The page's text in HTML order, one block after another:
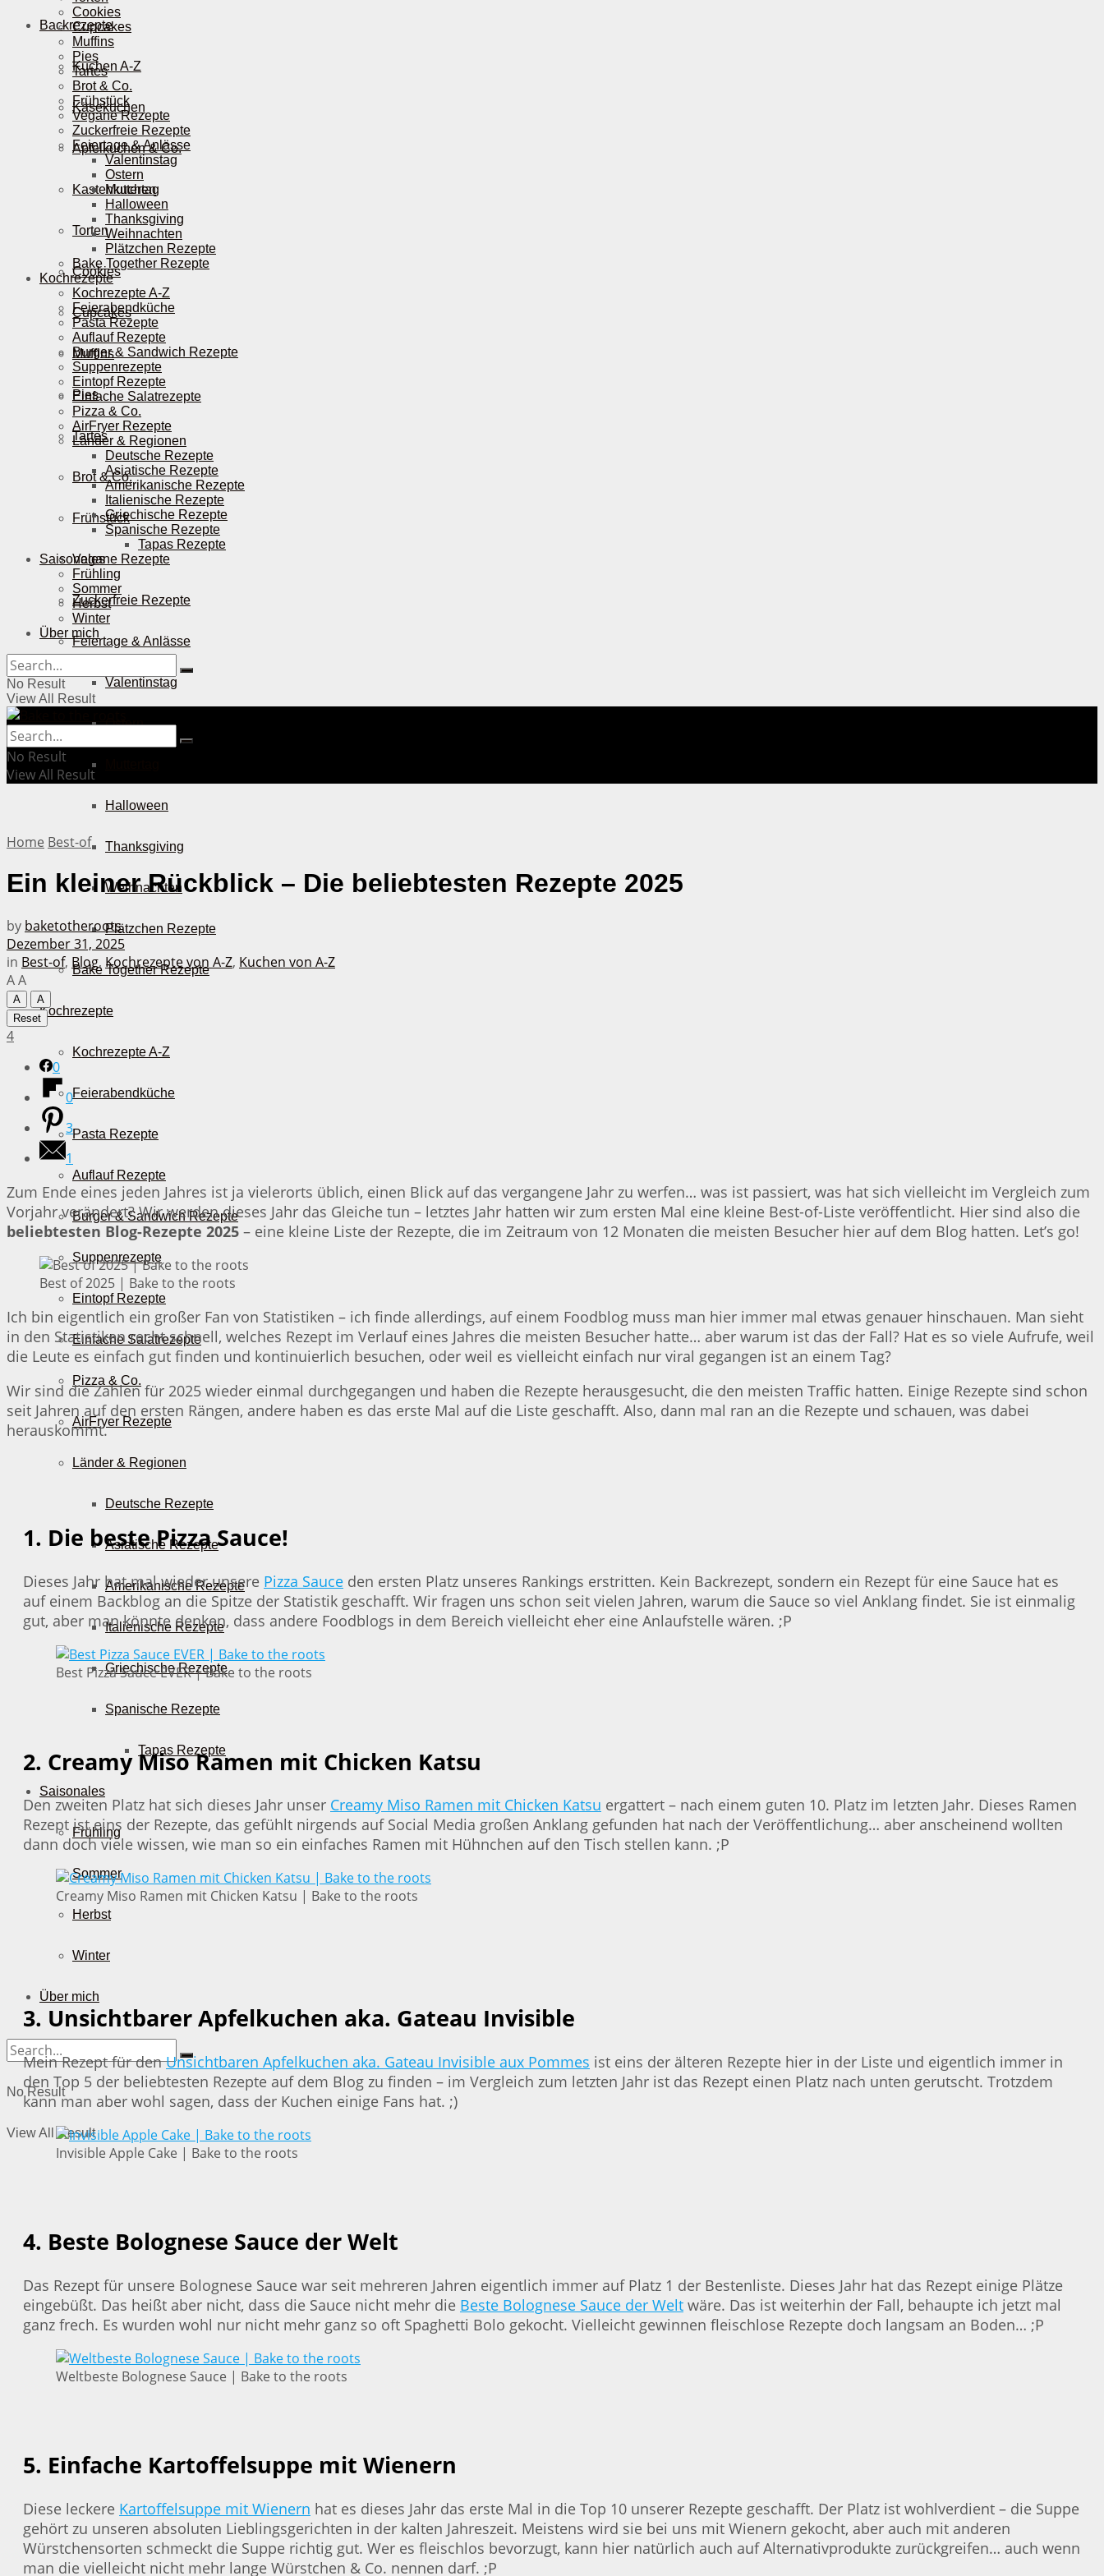
Backrezepte
Kuchen A-Z
Käsekuchen
Apfelkuchen & Co.
Kastenkuchen
Torten
Cookies
Cupcakes
Muffins
Pies
Tartes
Brot & Co.
Frühstück
Vegane Rezepte
Zuckerfreie Rezepte
Feiertage & Anlässe
Valentinstag
Ostern
Halloween
Thanksgiving
Weihnachten
Plätzchen Rezepte
Bake Together Rezepte
Kochrezepte
Kochrezepte A-Z
Feierabendküche
Pasta Rezepte
Auflauf Rezepte
Burger & Sandwich Rezepte
Suppenrezepte
Eintopf Rezepte
Einfache Salatrezepte
Pizza & Co.
AirFryer Rezepte
Länder & Regionen
Deutsche Rezepte
Asiatische Rezepte
Amerikanische Rezepte
Italienische Rezepte
Griechische Rezepte
Spanische Rezepte
Tapas Rezepte
Saisonales
Frühling
Sommer
Herbst
Winter
Über mich
No Result
View All Result
Cookies
Cupcakes
Muffins
Pies
Tartes
Brot & Co.
Frühstück
Vegane Rezepte
Zuckerfreie Rezepte
Feiertage & Anlässe
Valentinstag
Ostern
Muttertag
Halloween
Thanksgiving
Weihnachten
Plätzchen Rezepte
Bake Together Rezepte
Kochrezepte
Kochrezepte A-Z
Feierabendküche
Pasta Rezepte
Auflauf Rezepte
Burger & Sandwich Rezepte
Suppenrezepte
Eintopf Rezepte
Einfache Salatrezepte
Pizza & Co.
AirFryer Rezepte
Länder & Regionen
Deutsche Rezepte
Asiatische Rezepte
Amerikanische Rezepte
Italienische Rezepte
Griechische Rezepte
Spanische Rezepte
Tapas Rezepte
Saisonales
Frühling
Sommer
Herbst
Winter
Über mich
No Result
View All Result
No Result
View All Result
Home Best-of
Ein kleiner Rückblick – Die beliebtesten Rezepte 2025
by baketotheroots
Dezember 31, 2025
in Best-of, Blog, Kochrezepte von A-Z, Kuchen von A-Z
AA
A
A
Reset
4
0
0
3
1
Zum Ende eines jeden Jahres ist ja vielerorts üblich, einen Blick auf das vergangene Jahr zu werfen… was ist passiert, was hat sich vielleicht im Vergleich zum
Vorjahr verändert? Wir werden dieses Jahr das Gleiche tun – letztes Jahr hatten wir zum ersten Mal eine kleine Best-of-Liste veröffentlicht. Hier sind also die
beliebtesten Blog-Rezepte 2025 – eine kleine Liste der Rezepte, die im Zeitraum von 12 Monaten die meisten Besucher hier auf dem Blog hatten. Let’s go!
Best of 2025 | Bake to the roots
Ich bin eigentlich ein großer Fan von Statistiken – ich finde allerdings, auf einem Foodblog muss man hier immer mal etwas genauer hinschauen. Man sieht
in den Statistiken recht schnell, welches Rezept im Verlauf eines Jahres die meisten Besucher hatte… aber warum ist das der Fall? Hat es so viele Aufrufe, weil
die Leute es einfach gut finden und kontinuierlich besuchen, oder weil es vielleicht einfach nur viral gegangen ist an einem Tag?
Wir sind die Zahlen für 2025 wieder einmal durchgegangen und haben die Rezepte herausgesucht, die den meisten Traffic hatten. Einige Rezepte sind schon
seit Jahren auf den ersten Rängen, andere haben es das erste Mal auf die Liste geschafft. Also, dann mal ran an die Rezepte und schauen, was dabei
herauskommt.
1. Die beste Pizza Sauce!
Dieses Jahr hat mal wieder unsere Pizza Sauce den ersten Platz unseres Rankings erstritten. Kein Backrezept, sondern ein Rezept für eine Sauce hat es
auf einem Backblog an die Spitze der Statistik geschafft. Wir fragen uns schon seit vielen Jahren, warum die Sauce so viel Anklang findet. Sie ist einmalig
gut, aber man könnte denken, dass andere Foodblogs in dem Bereich vielleicht eher eine Anlaufstelle wären. ;P
Best Pizza Sauce EVER | Bake to the roots
2. Creamy Miso Ramen mit Chicken Katsu
Den zweiten Platz hat sich dieses Jahr unser Creamy Miso Ramen mit Chicken Katsu ergattert – nach einem guten 10. Platz im letzten Jahr. Dieses Ramen
Rezept ist eins der Rezepte, das gefühlt nirgends auf Social Media großen Anklang gefunden hat nach der Veröffentlichung… aber anscheinend wollten
dann doch viele wissen, wie man so ein einfaches Ramen mit Hühnchen auf den Tisch stellen kann. ;P
Creamy Miso Ramen mit Chicken Katsu | Bake to the roots
3. Unsichtbarer Apfelkuchen aka. Gateau Invisible
Mein Rezept für denUnsichtbaren Apfelkuchen aka. Gateau Invisible aux Pommes ist eins der älteren Rezepte hier in der Liste und eigentlich immer in
den Top 5 der beliebtesten Rezepte auf dem Blog zu finden – im Vergleich zum letzten Jahr ist das Rezept einen Platz nach unten gerutscht. Trotzdem
kann man aber wohl sagen, dass der Kuchen einige Fans hat. ;)
Invisible Apple Cake | Bake to the roots
4. Beste Bolognese Sauce der Welt
Das Rezept für unsere Bolognese Sauce war seit mehreren Jahren eigentlich immer auf Platz 1 der Bestenliste. Dieses Jahr hat das Rezept einige Plätze
eingebüßt. Das heißt aber nicht, dass die Sauce nicht mehr die Beste Bolognese Sauce der Welt wäre. Das ist weiterhin der Fall, behaupte ich jetzt mal
ganz frech. Es wurden wohl nur nicht mehr ganz so oft Spaghetti Bolo gekocht. Vielleicht gewinnen fleischlose Rezepte doch langsam an Boden… ;P
Weltbeste Bolognese Sauce | Bake to the roots
5. Einfache Kartoffelsuppe mit Wienern
Diese leckere Kartoffelsuppe mit Wienern hat es dieses Jahr das erste Mal in die Top 10 unserer Rezepte geschafft. Der Platz ist wohlverdient – die Suppe
gehört zu unseren absoluten Lieblingsgerichten in der kalten Jahreszeit. Meistens wird sie bei uns mit Wienern gekocht, aber auch mit anderen
Würstchensorten schmeckt die Suppe richtig gut. Wer es fleischlos bevorzugt, kann hier natürlich auch auf Alternativprodukte zurückgreifen… auch wenn
man die vielleicht nicht mehr lange Würstchen & Co. nennen darf. ;P